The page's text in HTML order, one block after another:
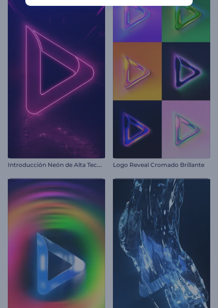
I
ntroducción Neón de Alta Tecnología Logo Reveal Cromado Brillante